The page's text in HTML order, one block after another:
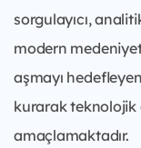
sorgulayıcı,
modern
aşmayı
kurarak teknolojik
amaçlamaktadır.